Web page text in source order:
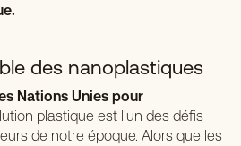
des nanoplastiques
Nations Unies pour
plastique est l'un des défis
de notre époque. Alors que les